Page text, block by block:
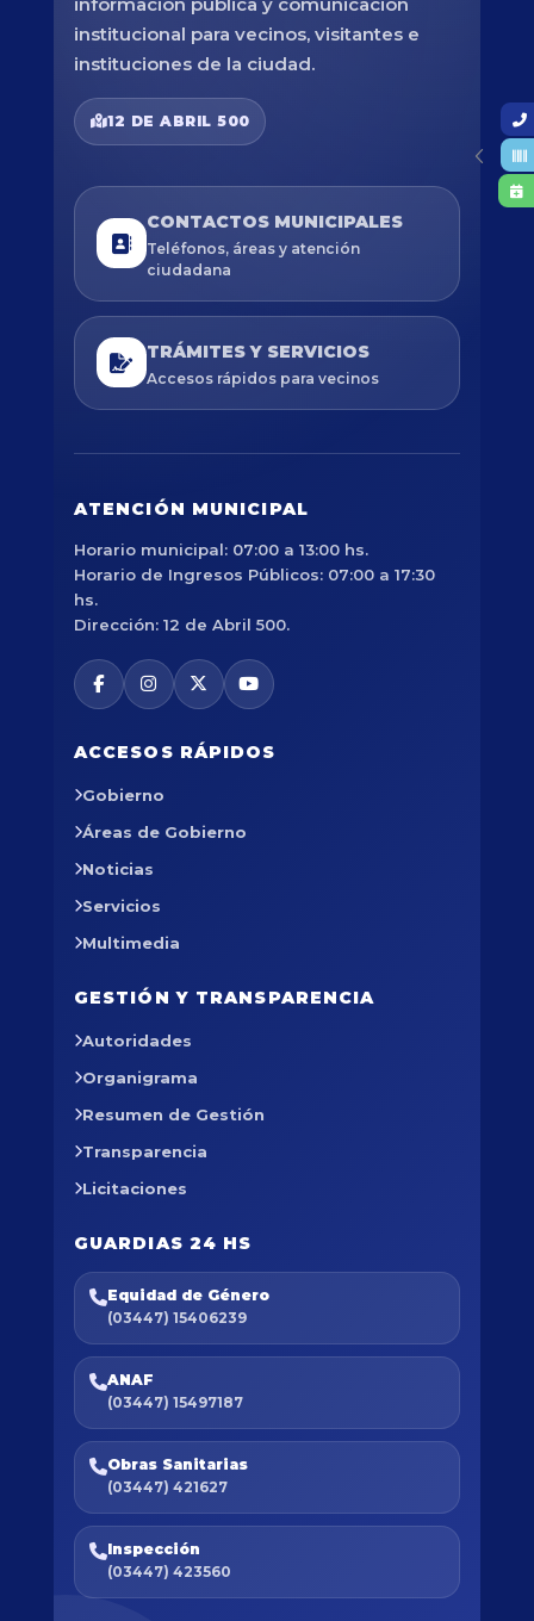
institucional para vecinos, visitantes e
instituciones de la ciudad.
12 DE ABRIL 500
CONTACTOS MUNICIPALES
Teléfonos, áreas y atención
ciudadana
TRÁMITES Y SERVICIOS
Accesos rápidos para vecinos
ATENCIÓN MUNICIPAL
Horario municipal: 07:00 a 13:00 hs.
Horario de Ingresos Públicos: 07:00 a 17:30
hs.
Dirección: 12 de Abril 500.
ACCESOS RÁPIDOS
Gobierno
Áreas de Gobierno
Noticias
Servicios
Multimedia
GESTIÓN Y TRANSPARENCIA
Autoridades
Organigrama
Resumen de Gestión
Transparencia
Licitaciones
GUARDIAS 24 HS
Equidad de Género
(03447) 15406239
ANAF
(03447) 15497187
Obras Sanitarias
(03447) 421627
Inspección
(03447) 423560